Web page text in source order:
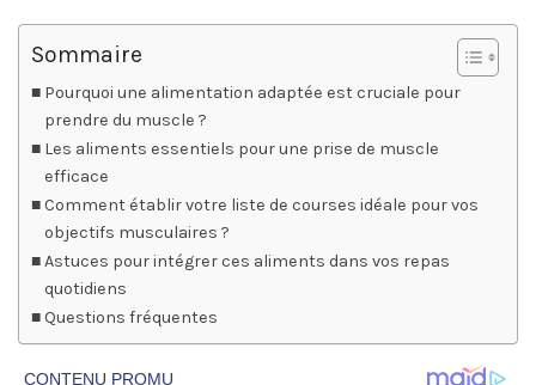
Sommaire
Pourquoi une alimentation adaptée est cruciale pour
prendre du muscle ?
Les aliments essentiels pour une prise de muscle
efficace
Comment établir votre liste de courses idéale pour vos
objectifs musculaires ?
Astuces pour intégrer ces aliments dans vos repas
quotidiens
Questions fréquentes